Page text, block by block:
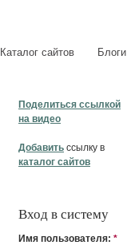
Каталог сайтов Блоги
Поделиться ссылкой
на видео
Добавить ссылку в
каталог сайтов
Вход в систему
Имя пользователя: *